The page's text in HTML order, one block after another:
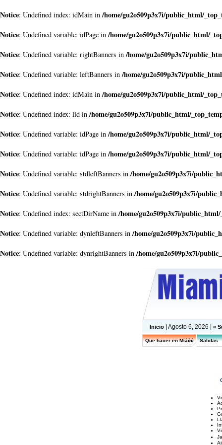
Notice: Undefined index: idMain in/home/gu2o509p3x7i/public_html/
Notice: Undefined variable: idPage in/home/gu2o509p3x7i/public_html/
Notice: Undefined variable: rightBanners in/home/gu2o509p3x7i/
Notice: Undefined variable: leftBanners in/home/gu2o509p3x7i/
Notice: Undefined index: idMain in/home/gu2o509p3x7i/public_html/
Notice: Undefined index: lid in/home/gu2o509p3x7i/public_html/
Notice: Undefined variable: idPage in/home/gu2o509p3x7i/public_html/
Notice: Undefined variable: idPage in/home/gu2o509p3x7i/public_html/
Notice: Undefined variable: stdleftBanners in/home/gu2o509p3x7i/
Notice: Undefined variable: stdrightBanners in/home/gu2o509p3x7i/
Notice: Undefined index: sectDirName in/home/gu2o509p3x7i/
Notice: Undefined variable: dynleftBanners in/home/gu2o509p3x7i/
Notice: Undefined variable: dynrightBanners in/home/gu2o509p3x7i/
Inicio | Agosto 6, 2026 | «
Que hacer en Miami Salidas